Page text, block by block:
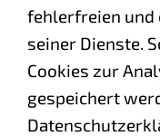
fehlerfreien
seiner Dienste.
Cookies zur
gespeichert